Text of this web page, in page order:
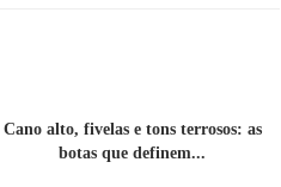
Cano alto, fivelas e tons terrosos: as
botas que definem...